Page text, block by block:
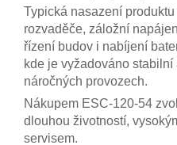
Typická nasazení
rozvaděče, záložní
řízení budov i nabíjení
kde je vyžadováno
náročných provozech.
Nákupem ESC-120-54
dlouhou životností,
servisem.